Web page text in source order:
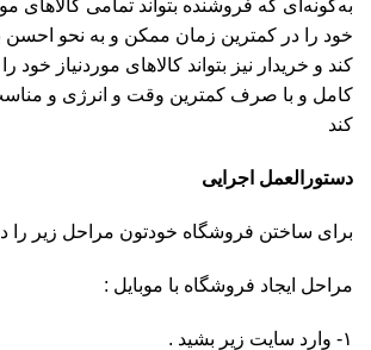
به‌گونه‌ای که فروشنده بتواند تمامی کالاهای
خود را در کمترین زمان ممکن و به نحو احسن
کند و خریدار نیز بتواند کالاهای موردنیاز خود
کامل و با صرف کمترین وقت و انرژی و
کند
دستورالعمل اجرایی
برای ساختن فروشگاه خودتون مراحل زیر را
مراحل ایجاد فروشگاه با موبایل :
۱- وارد سایت زیر بشید .